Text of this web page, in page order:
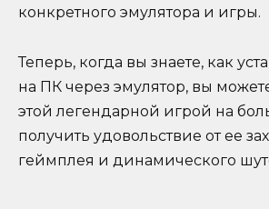
конкретного эмулятора и игры.
Теперь, когда вы знаете, как
на ПК через эмулятор, вы
этой легендарной игрой на
получить удовольствие от ее
геймплея и динамического